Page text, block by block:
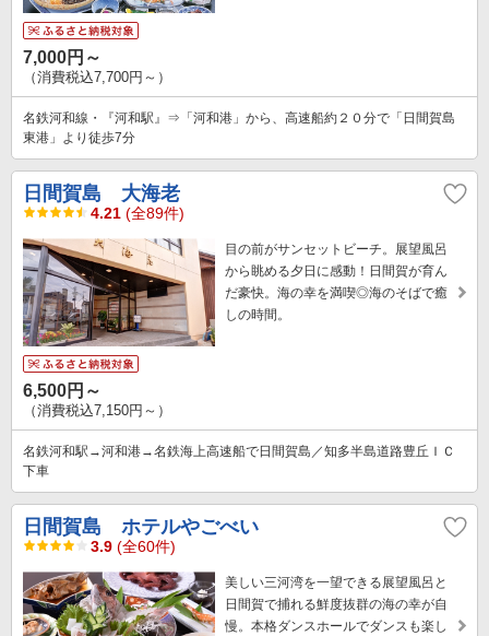
7,000円～
（消費税込7,700円～）
名鉄河和線・『河和駅』⇒「河和港」から、高速船約２０分で「日間賀島
東港」より徒歩7分
日間賀島 大海老
4.21 (全89件)
目の前がサンセットビーチ。展望風呂
から眺める夕日に感動！日間賀が育ん
だ豪快。海の幸を満喫◎海のそばで癒
しの時間。
6,500円～
（消費税込7,150円～）
名鉄河和駅→河和港→名鉄海上高速船で日間賀島／知多半島道路豊丘ＩＣ
下車
日間賀島 ホテルやごべい
3.9 (全60件)
美しい三河湾を一望できる展望風呂と
日間賀で捕れる鮮度抜群の海の幸が自
慢。本格ダンスホールでダンスも楽し